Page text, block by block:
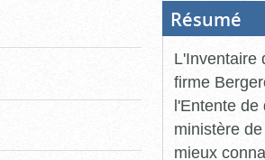
Résumé
L'Inventaire
firme
l'Entente de
ministère
mieux